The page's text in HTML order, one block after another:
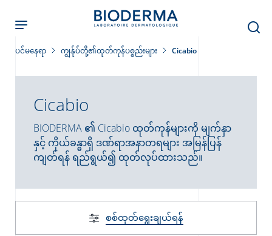
content
ျား
ပင်မနေရာ ကျွန်ုပ်တို့၏ထုတ်ကုန်ပစ္စည်းများ Cicabio
Cicabio
BIODERMA ၏ Cicabio ထုတ်ကုန်များကို မျက်နှာ
နှင့် ကိုယ်ခန္ဓာရှိ ဒဏ်ရာအနာတရများ အမြန်ပြန်
ကျတ်ရန် ရည်ရွယ်၍ ထုတ်လုပ်ထားသည်။
စစ်ထုတ်‌ရွေးချယ်ရန်